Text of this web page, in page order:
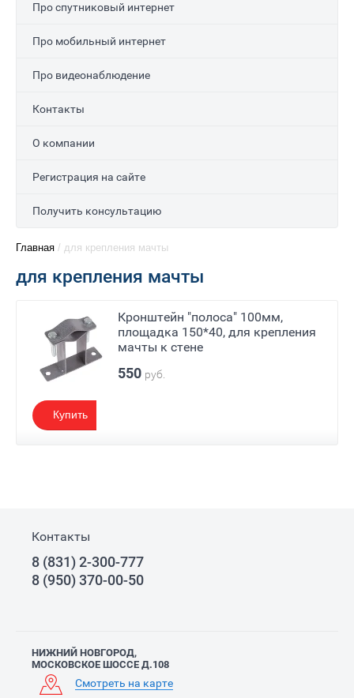
Про спутниковый интернет
Про мобильный интернет
Про видеонаблюдение
Контакты
О компании
Регистрация на сайте
Получить консультацию
Главная / для крепления мачты
для крепления мачты
Кронштейн "полоса" 100мм,
площадка 150*40, для крепления
мачты к стене
550 руб.
Купить
Контакты
8 (831) 2-300-777
8 (950) 370-00-50
НИЖНИЙ НОВГОРОД,
МОСКОВСКОЕ ШОССЕ Д.108
Смотреть на карте